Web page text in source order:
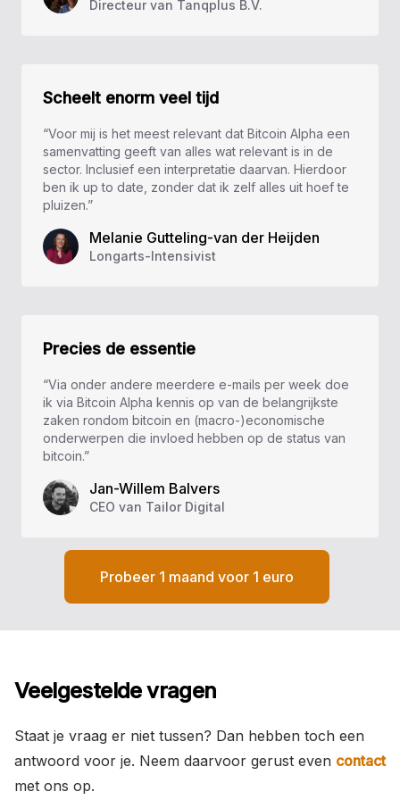
Directeur van Tanqplus B.V.
Scheelt enorm veel tijd
“Voor mij is het meest relevant dat Bitcoin Alpha een
samenvatting geeft van alles wat relevant is in de
sector. Inclusief een interpretatie daarvan. Hierdoor
ben ik up to date, zonder dat ik zelf alles uit hoef te
pluizen.”
Melanie Gutteling-van der Heijden
Longarts-Intensivist
Precies de essentie
“Via onder andere meerdere e-mails per week doe
ik via Bitcoin Alpha kennis op van de belangrijkste
zaken rondom bitcoin en (macro-)economische
onderwerpen die invloed hebben op de status van
bitcoin.”
Jan-Willem Balvers
CEO van Tailor Digital
Probeer 1 maand voor 1 euro
Veelgestelde vragen
Staat je vraag er niet tussen? Dan hebben toch een
antwoord voor je. Neem daarvoor gerust even contact
met ons op.